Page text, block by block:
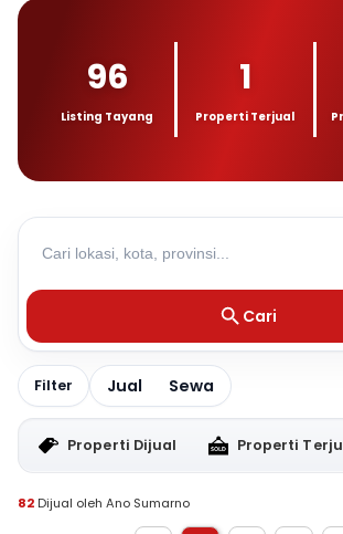
96
Listing Tayang
1
Properti Terjual
Cari
Filter Jual Sewa
Properti Dijual Properti
82 Dijual oleh Ano Sumarno